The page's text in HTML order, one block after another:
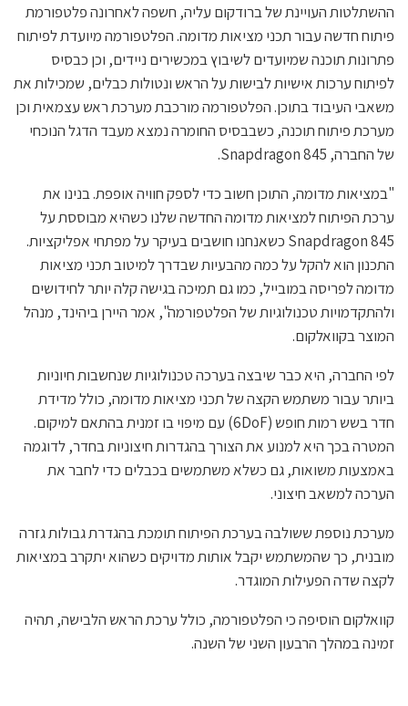
ההשתלטות העויינת של ברודקום עליה, חשפה לאחרונה פלטפורמת
פיתוח חדשה עבור תכני מציאות מדומה. הפלטפורמה מיועדת לפיתוח
פתרונות תוכנה שמיועדים לשיבוץ במכשירים ניידים, וכן כבסיס
לפיתוח ערכות אישיות לבישות על הראש ונטולות כבלים, שמכילות את
משאבי העיבוד בתוכן. הפלטפורמה מורכבת מערכת ראש עצמאית וכן
מערכת פיתוח תוכנה, כשבבסיס החומרה נמצא מעבד הדגל הנוכחי
של החברה, Snapdragon 845.
"במציאות מדומה, התוכן חשוב כדי לספק חוויה אופפת. בנינו את
ערכת הפיתוח למציאות מדומה החדשה שלנו כשהיא מבוססת על
Snapdragon 845 כשאנחנו חושבים בעיקר על מפתחי אפליקציות.
התכנון הוא להקל על כמה מהבעיות שבדרך למיטוב תכני מציאות
מדומה לפריסה במובייל, כמו גם תמיכה בגישה קלה יותר לחידושים
ולהתקדמויות טכנולוגיות של הפלטפורמה", אמר היירן ביהינד, מנהל
המוצר בקוואלקום.
לפי החברה, היא כבר שיבצה בערכה טכנולוגיות שנחשבות חיוניות
ביותר עבור משתמש הקצה של תכני מציאות מדומה, כולל מדידת
חדר בשש רמות חופש (6DoF) עם מיפוי בו זמנית בהתאם למיקום.
המטרה בכך היא למנוע את הצורך בהגדרות חיצוניות בחדר, לדוגמה
באמצעות משואות, גם כשלא משתמשים בכבלים כדי לחבר את
הערכה למשאב חיצוני.
מערכת נוספת ששולבה בערכת הפיתוח תומכת בהגדרת גבולות גזרה
מובנית, כך שהמשתמש יקבל אותות מדויקים כשהוא יתקרב במציאות
לקצה שדה הפעילות המוגדר.
קוואלקום הוסיפה כי הפלטפורמה, כולל ערכת הראש הלבישה, תהיה
זמינה במהלך הרבעון השני של השנה.